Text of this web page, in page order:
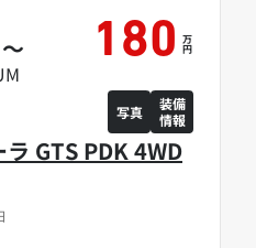
GTS PDK 4WD
～ 180 万
円
写真
装備
情報